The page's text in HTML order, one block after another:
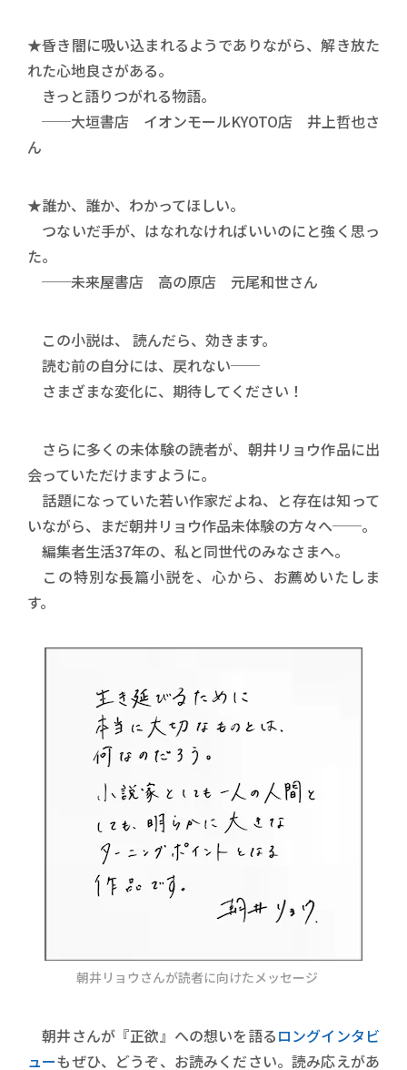
★昏き闇に吸い込まれるようでありながら、解き放た
れた心地良さがある。
きっと語りつがれる物語。
──大垣書店 イオンモールKYOTO店 井上哲也さ
ん
★誰か、誰か、わかってほしい。
つないだ手が、はなれなければいいのにと強く思っ
た。
──未来屋書店 高の原店 元尾和世さん
この小説は、 読んだら、効きます。
読む前の自分には、戻れない──
さまざまな変化に、期待してください！
さらに多くの未体験の読者が、朝井リョウ作品に出
会っていただけますように。
話題になっていた若い作家だよね、と存在は知って
いながら、まだ朝井リョウ作品未体験の方々へ──。
編集者生活37年の、私と同世代のみなさまへ。
この特別な長篇小説を、心から、お薦めいたしま
す。
朝井リョウさんが読者に向けたメッセージ
朝井さんが『正欲』への想いを語るロングインタビ
ューもぜひ、どうぞ、お読みください。読み応えがあ